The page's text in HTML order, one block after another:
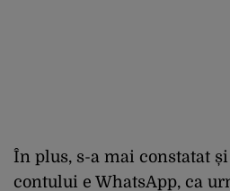
În plus, s-a mai constatat
contului e WhatsApp, ca